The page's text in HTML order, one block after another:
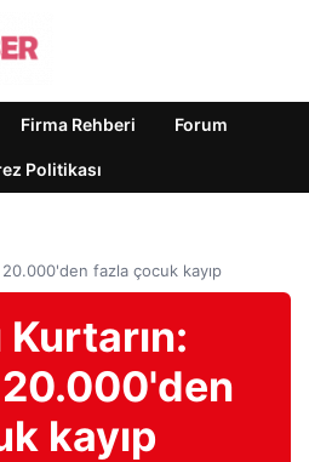
Firma Rehberi Forum
Politikası
fazla çocuk kayıp
kayıp